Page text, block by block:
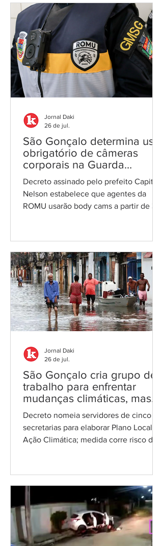
de Itaboraí publicou, no Diário Oficial
desta sexta-feira (24), a Portaria nº
2160/2026, que designa os novos
membros do Conselho Municipal dos
Direitos da Criança e do Adolescente
(CMDCA) para o próximo biênio. O
CMDCA é um órgão colegiado de
caráter deliberativo e controlador
São Gonçalo determina uso
obrigatório de câmeras
corporais na Guarda
Municipal
Decreto assinado pelo prefeito Capitão
Nelson estabelece que agentes da
ROMU usarão body cams a partir de 30
Foto: PMSG O prefeito de São Gonçalo,
Capitão Nelson Ruas (PL), publicou no
Diário Oficial de 21 de julho o Decreto
nº 335/2026, que determina a
instalação de câmeras portáteis (body
cams) nos uniformes dos agentes da
Guarda Municipal lotados nos
grupamentos armados. A medida entra
Jornal Daki
26 de jul.
São Gonçalo cria grupo de
trabalho para enfrentar
mudanças climáticas, mas
ação será voluntária e sem
prazo
Decreto nomeia servidores de cinco
secretarias para elaborar Plano Local de
Ação Climática; medida corre risco de
Diário Oficial de 22 de julho, o Decreto
nº 338/2026, que institui um Grupo de
Trabalho Intersetorial (GTI) para a
elaboração, implementação e
monitoramento do Plano Local de Ação
Climática (PLAC) no município. A
Jornal Daki
26 de jul.